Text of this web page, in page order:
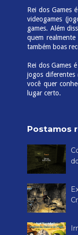
opções que
criaç...
Sobre Nós
Rei dos Games
games. Além
quem
também boas
Rei dos Games
jogos diferentes
você quer
lugar certo.